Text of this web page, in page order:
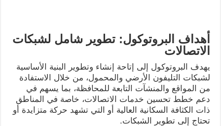
أهداف البروتوكول: تطوير شامل لشبكات
الاتصالات
يهدف البروتوكول إلى إتاحة إنشاء وتطوير البنية الأساسية
لشبكات التليفون الأرضي والمحمول، من خلال الاستفادة
من المواقع والمنشآت التابعة للمحافظة، بما يسهم في
دعم خطط تحسين خدمات الاتصالات، خاصة في المناطق
ذات الكثافة السكانية العالية أو التي تشهد حركة متزايدة أو
تحتاج إلى تطوير الشبكات.